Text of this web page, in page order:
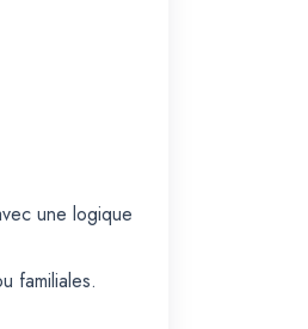
une logique
familiales.